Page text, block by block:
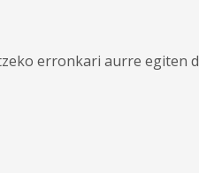
erronkari aurre egiten